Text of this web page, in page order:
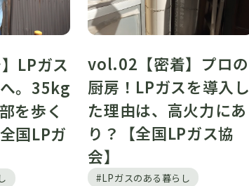
LPガス
。35kg
を歩く
国LPガ
vol.02【密着】プロの
厨房！LPガスを導入し
た理由は、高火力にあ
り？【全国LPガス協
会】
#LPガスのある暮らし